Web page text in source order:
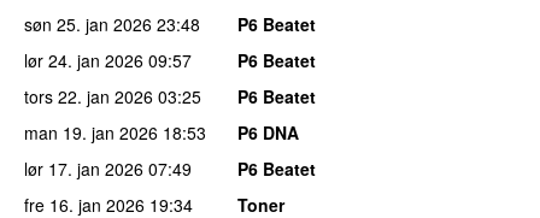
søn 25. jan 2026 23:48
P6 Beatet
lør 24. jan 2026 09:57
P6 Beatet
tors 22. jan 2026 03:25
P6 Beatet
man 19. jan 2026 18:53
P6 DNA
lør 17. jan 2026 07:49
P6 Beatet
fre 16. jan 2026 19:34 Toner